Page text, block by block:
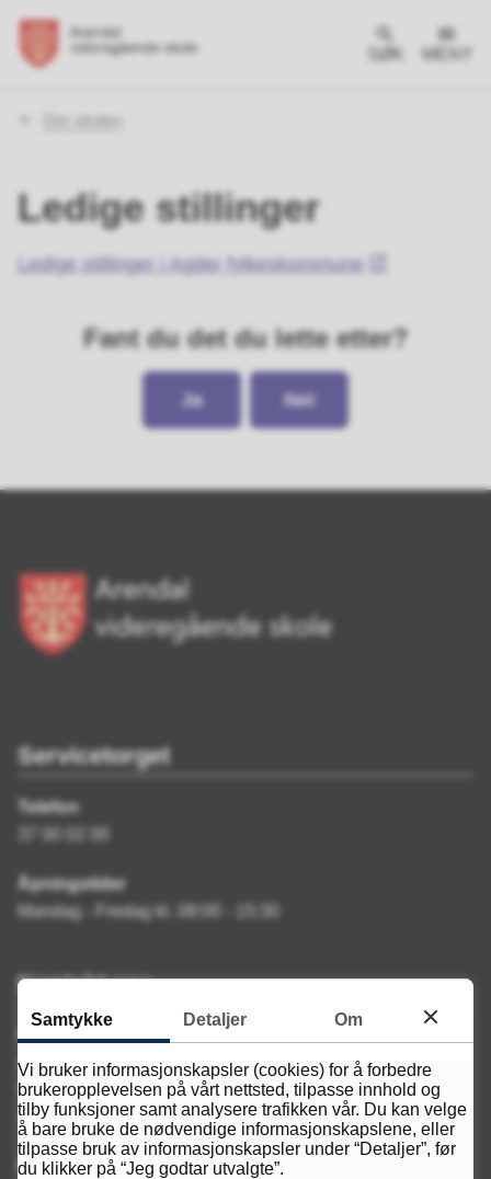
SØK MENY
Om skolen
Ledige stillinger
Ledige stillinger i Agder fylkeskommune
Fant du det du lette etter?
Ja Nei
Servicetorget
Telefon
Åpningstider
Mandag - Fredag kl. 08:00 - 15:30
Kontakt oss
Postadresse:
Arendal videregående skole
Postboks 788 Stoa
4809 Arendal
Fakturaadresse:
Samtykke Detaljer Om
Vi bruker informasjonskapsler (cookies) for å forbedre
brukeropplevelsen på vårt nettsted, tilpasse innhold og
tilby funksjoner samt analysere trafikken vår. Du kan velge
å bare bruke de nødvendige informasjonskapslene, eller
tilpasse bruk av informasjonskapsler under “Detaljer”, før
du klikker på “Jeg godtar utvalgte”.